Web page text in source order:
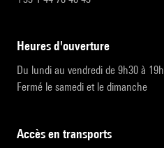
heures d'ouverture
Du lundi au vendredi de 9h30 à 19h
Fermé le samedi et le dimanche
accès en transports